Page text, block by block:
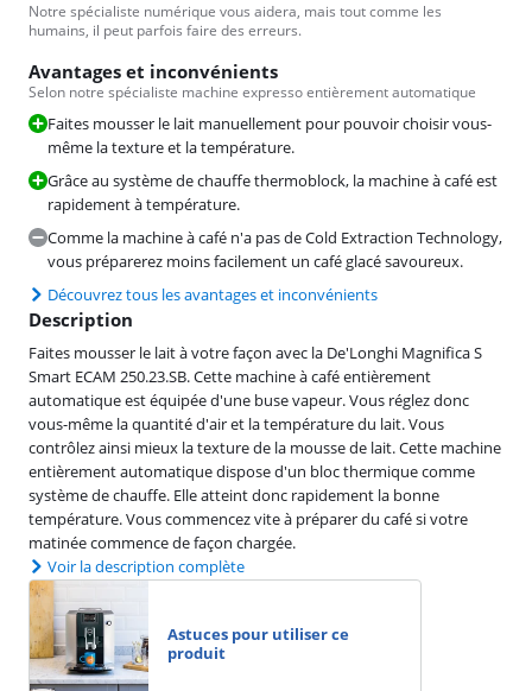
Notre spécialiste numérique vous aidera, mais tout comme les
humains, il peut parfois faire des erreurs.
Avantages et inconvénients
Selon notre spécialiste machine expresso entièrement automatique
Faites mousser le lait manuellement pour pouvoir choisir vous-
même la texture et la température.
Grâce au système de chauffe thermoblock, la machine à café est
rapidement à température.
Comme la machine à café n'a pas de Cold Extraction Technology,
vous préparerez moins facilement un café glacé savoureux.
Découvrez tous les avantages et inconvénients
Description
Faites mousser le lait à votre façon avec la De'Longhi Magnifica S
Smart ECAM 250.23.SB. Cette machine à café entièrement
automatique est équipée d'une buse vapeur. Vous réglez donc
vous-même la quantité d'air et la température du lait. Vous
contrôlez ainsi mieux la texture de la mousse de lait. Cette machine
entièrement automatique dispose d'un bloc thermique comme
système de chauffe. Elle atteint donc rapidement la bonne
température. Vous commencez vite à préparer du café si votre
matinée commence de façon chargée.
Voir la description complète
Astuces pour utiliser ce
produit